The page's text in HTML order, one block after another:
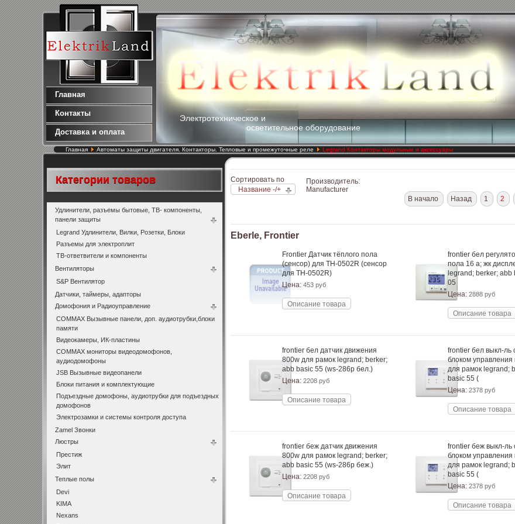
Главная
Контакты
Доставка и оплата
Электротехническое и
осветительное оборудование
Главная Автоматы защиты двигателя. Контакторы. Тепловые и промежуточные реле Legrand Контакторы модульные и аксессуары
Категории товаров
Удлинители, разъемы бытовые, ТВ- компоненты,
панели защиты
Legrand Удлинители, Вилки, Розетки, Блоки
Разъемы для электроплит
ТВ-ответвители и компоненты
Вентиляторы
S&P Вентилятор
Датчики, таймеры, адапторы
Домофония и Радиоуправление
COMMAX Вызывные панели, доп. аудиотрубки,блоки
памяти
Видеокамеры, ИК-пластины
COMMAX мониторы видеодомофонов,
аудиодомофоны
JSB Вызывные видеопанели
Блоки питания и комплектующие
Подъездные домофоны, аудиотрубки для подъездных
домофонов
Электрозамки и системы контроля доступа
Zamel Звонки
Люстры
Престиж
Элит
Теплые полы
Devi
KIMA
Nexans
Сортировать по
Название -/+
Производитель:
Manufacturer
В начало Назад 1 2
Eberle, Frontier
Frontier Датчик тёплого пола
(сенсор) для TH-0502R (сенсор
для TH-0502R)
Цена: 453 руб
Описание товара
frontier бел
пола 16 a; жк
legrand; berker; abb
05
Цена:2888 руб
Описание товара
frontier бел датчик движения
800w для рамок legrand; berker;
abb basic 55 (ws-286p бел.)
Цена: 2208 руб
Описание товара
frontier бел выкл-ль
блоком управления
для рамок legrand;
basic 55 (
Цена:2378 руб
Описание товара
frontier беж датчик движения
800w для рамок legrand; berker;
abb basic 55 (ws-286p беж.)
Цена: 2208 руб
Описание товара
frontier беж выкл-ль
блоком управления
для рамок legrand;
basic 55 (
Цена:2378 руб
Описание товара